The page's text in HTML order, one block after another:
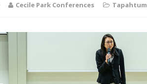
Cecile Park Conferences